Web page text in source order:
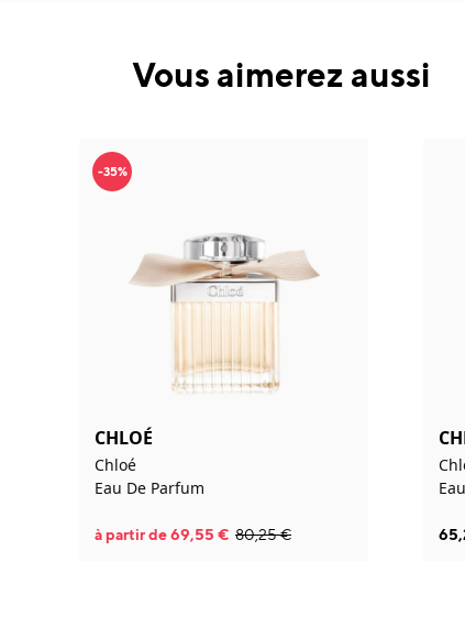
Vous aimerez aussi
-35%
CHLOÉ
Chloé
Eau De Parfum
à partir de69,55 € 80,25€